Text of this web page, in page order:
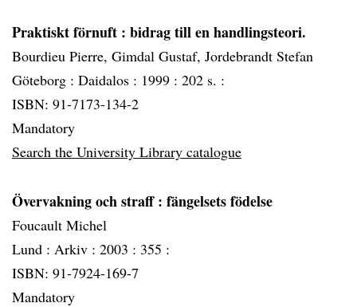
Praktiskt förnuft : bidrag till en handlingsteori.
Bourdieu Pierre, Gimdal Gustaf, Jordebrandt Stefan
Göteborg : Daidalos : 1999 : 202 s. :
ISBN: 91-7173-134-2
Mandatory
Search the University Library catalogue
Övervakning och straff: fängelsets födelse
Foucault Michel
Lund : Arkiv : 2003 : 355 :
ISBN: 91-7924-169-7
Mandatory